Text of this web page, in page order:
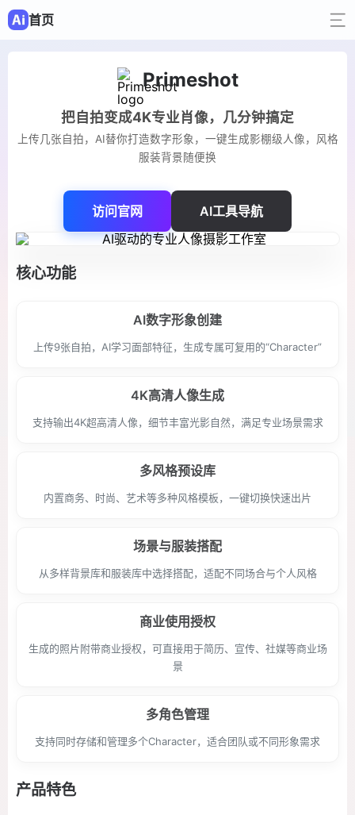
首页
Primeshot
把自拍变成4K专业肖像，几分钟搞定
上传几张自拍，AI替你打造数字形象，一键生成影棚级人像，风格
服装背景随便换
访问官网 AI工具导航
核心功能
AI数字形象创建
上传9张自拍，AI学习面部特征，生成专属可复用的“Character”
4K高清人像生成
支持输出4K超高清人像，细节丰富光影自然，满足专业场景需求
多风格预设库
内置商务、时尚、艺术等多种风格模板，一键切换快速出片
场景与服装搭配
从多样背景库和服装库中选择搭配，适配不同场合与个人风格
商业使用授权
生成的照片附带商业授权，可直接用于简历、宣传、社媒等商业场
景
多角色管理
支持同时存储和管理多个Character，适合团队或不同形象需求
产品特色